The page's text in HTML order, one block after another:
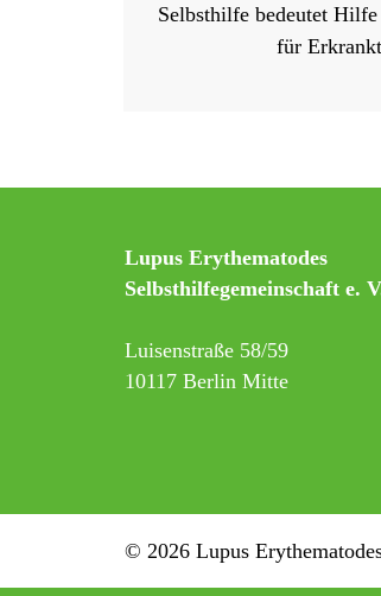
Selbsthilfe bedeutet
für
Lupus Erythematodes
Selbsthilfegemeinschaft e.
Luisenstraße 58/59
10117 Berlin Mitte
© 2026 Lupus